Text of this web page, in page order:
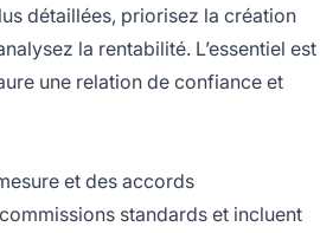
détaillées, priorisez la création
la rentabilité. L’essentiel est
une relation de confiance et
et des accords
standards et incluent